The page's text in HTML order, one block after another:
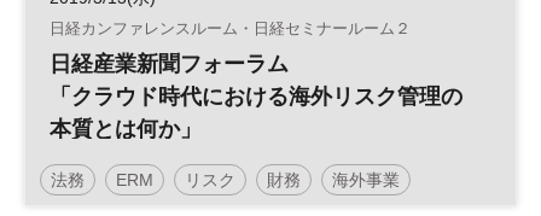
日経カンファレンスルーム・日経セミナールーム２
日経産業新聞フォーラム
「クラウド時代における海外リスク管理の
本質とは何か」
法務 ERM リスク 財務 海外事業